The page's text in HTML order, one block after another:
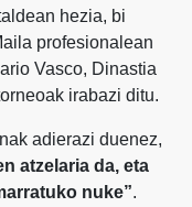
hezia, bi
profesionalean
Vasco, Dinastia
irabazi ditu.
adierazi duenez,
atzelaria da, eta
nuke”.